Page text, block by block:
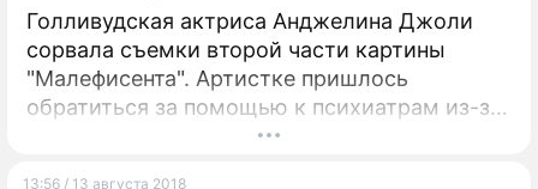
Голливудская актриса Анджелина Джоли
сорвала съемки второй части картины
"Малефисента". Артистке пришлось
обратиться за помощью к психиатрам из-за
стремительной потери веса. Из-за
13:56 / 13 августа 2018